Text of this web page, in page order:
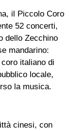
il Piccolo Coro
52 concerti,
dello Zecchino
mandarino:
italiano di
locale,
la musica.
cinesi, con